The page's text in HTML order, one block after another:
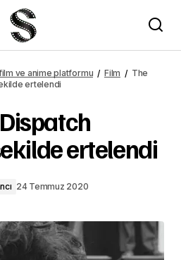
ve anime platformu Film
The
ertelendi
ertelendi
24 Temmuz 2020